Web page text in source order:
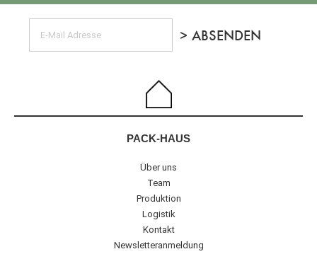
PACK-HAUS
Über uns
Team
Produktion
Logistik
Kontakt
Newsletteranmeldung